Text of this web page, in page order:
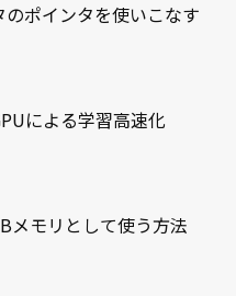
ポインタを使いこなす
による学習高速化
メモリとして使う方法